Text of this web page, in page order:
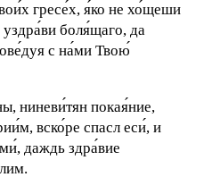
гресе́х, я́ко не хо́щеши
боля́щаго, да
с на́ми Твою́
ниневи́тян покая́ние,
вско́ре спасл еси́, и
даждь здра́вие